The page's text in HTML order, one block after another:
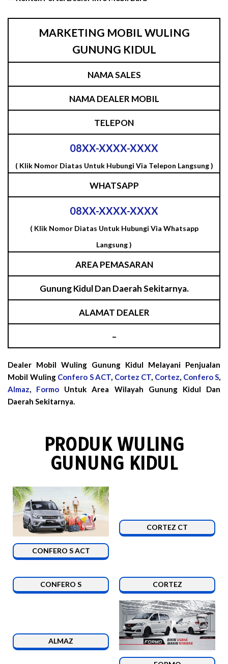
MARKETING MOBIL WULING
GUNUNG KIDUL
NAMA SALES
NAMA DEALER MOBIL
TELEPON
08XX-XXXX-XXXX
( Klik Nomor Diatas Untuk Hubungi Via Telepon Langsung )
WHATSAPP
08XX-XXXX-XXXX
( Klik Nomor Diatas Untuk Hubungi Via Whatsapp
Langsung )
AREA PEMASARAN
Gunung Kidul Dan Daerah Sekitarnya.
ALAMAT DEALER
–
Dealer Mobil Wuling Gunung Kidul Melayani Penjualan
Mobil Wuling Confero S ACT Cortez CT Cortez Confero S
Almaz
Formo Untuk Area Wilayah Gunung Kidul Dan
Daerah Sekitarnya.
PRODUK WULING
GUNUNG KIDUL
CONFERO S ACT
CORTEZ CT
CONFERO S CORTEZ
ALMAZ